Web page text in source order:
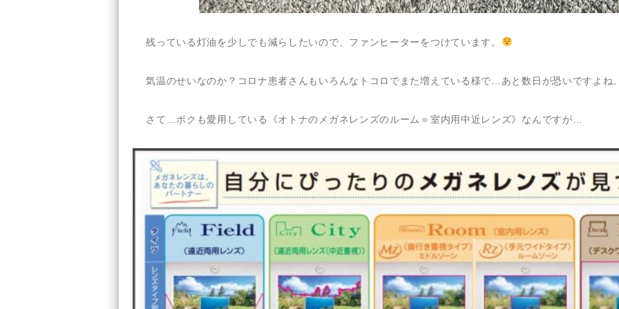
残っている灯油を少しでも減らしたいので、ファンヒーターをつけています。
気温のせいなのか？コロナ患者さんもいろんなトコロでまた増えている様で…あと数日が恐いですよね
さて…ボクも愛用している《オトナのメガネレンズのルーム＝室内用中近レンズ》なんですが…